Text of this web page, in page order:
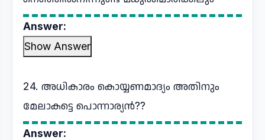
Answer:
Show Answer
24. അധികാരം കൊയ്യണമാദ്യം അതിനും
മേലാകട്ടെ പൊന്നാര്യന്‍??
Answer: